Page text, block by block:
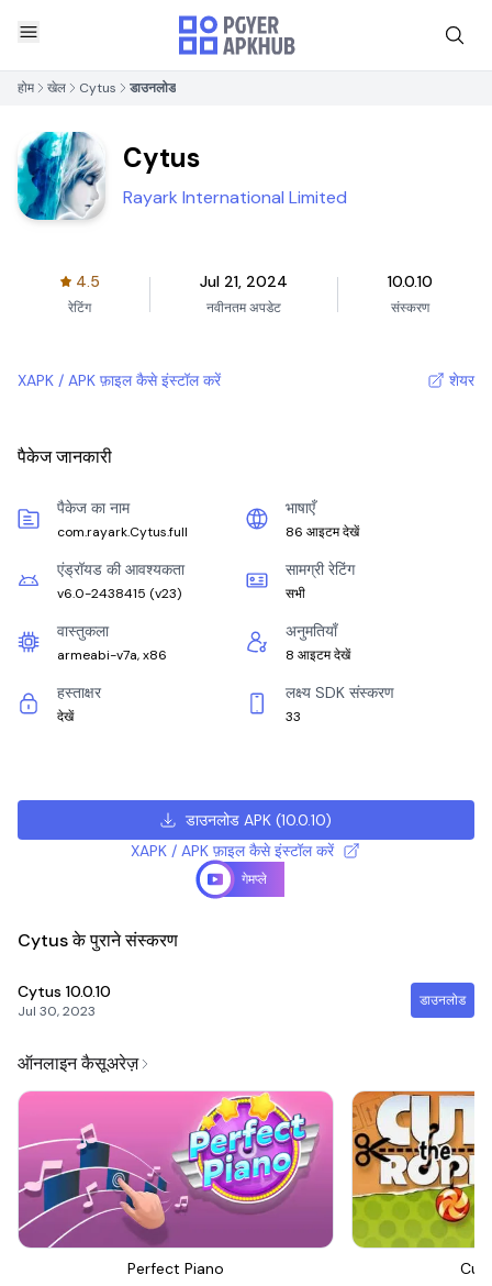
होम खेल Cytus डाउनलोड
Cytus
Rayark International Limited
4.5
रेटिंग
Jul 21, 2024
नवीनतम अपडेट
10.0.10
संस्करण
XAPK / APK फ़ाइल कैसे इंस्टॉल करें शेयर
पैकेज जानकारी
पैकेज का नाम
com.rayark.Cytus.full
भाषाएँ
86 आइटम देखें
एंड्रॉयड की आवश्यकता
v6.0-2438415 (v23)
सामग्री रेटिंग
सभी
वास्तुकला
armeabi-v7a, x86
अनुमतियाँ
8 आइटम देखें
हस्ताक्षर
देखें
लक्ष्य SDK संस्करण
33
डाउनलोड APK (10.0.10)
XAPK / APK फ़ाइल कैसे इंस्टॉल करें
गेमप्ले
Cytus के पुराने संस्करण
Cytus 10.0.10
Jul 30, 2023
डाउनलोड
ऑनलाइन कैसूअरेज़
Perfect Piano Cut